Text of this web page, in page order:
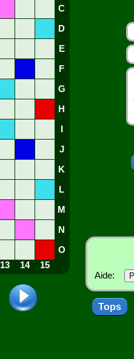
C
D
E
F
G
H
J
K
L
M
N
O
13 14 15
Aide:
Tops